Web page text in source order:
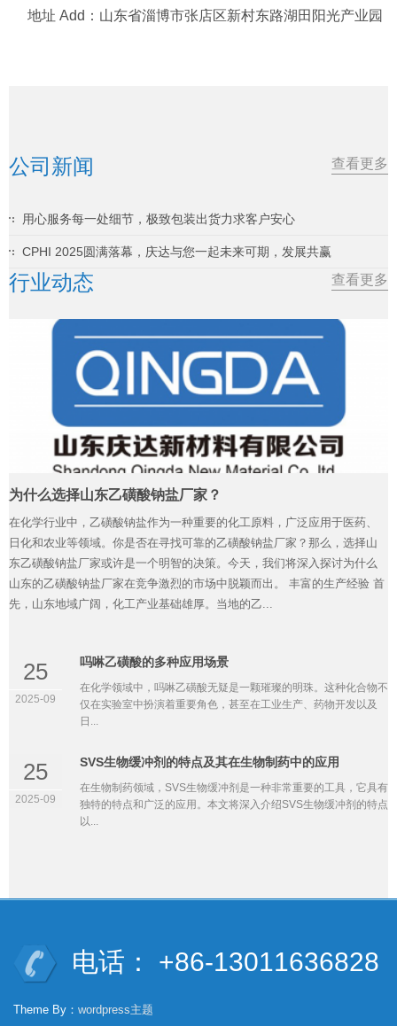
地址 Add：山东省淄博市张店区新村东路湖田阳光产业园
公司新闻 查看更多
用心服务每一处细节，极致包装出货力求客户安心
CPHI 2025圆满落幕，庆达与您一起未来可期，发展共赢
行业动态 查看更多
为什么选择山东乙磺酸钠盐厂家？
在化学行业中，乙磺酸钠盐作为一种重要的化工原料，广泛应用于医药、
日化和农业等领域。你是否在寻找可靠的乙磺酸钠盐厂家？那么，选择山
东乙磺酸钠盐厂家或许是一个明智的决策。今天，我们将深入探讨为什么
山东的乙磺酸钠盐厂家在竞争激烈的市场中脱颖而出。 丰富的生产经验 首
先，山东地域广阔，化工产业基础雄厚。当地的乙...
25
2025-09
吗啉乙磺酸的多种应用场景
在化学领域中，吗啉乙磺酸无疑是一颗璀璨的明珠。这种化合物不
仅在实验室中扮演着重要角色，甚至在工业生产、药物开发以及
日...
25
2025-09
SVS生物缓冲剂的特点及其在生物制药中的应用
在生物制药领域，SVS生物缓冲剂是一种非常重要的工具，它具有
独特的特点和广泛的应用。本文将深入介绍SVS生物缓冲剂的特点
以...
电话： +86-13011636828
Theme By： wordpress主题